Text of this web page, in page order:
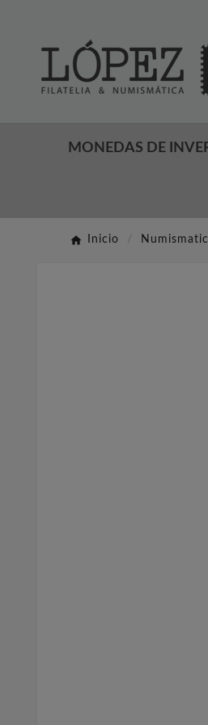
MONEDAS DE
Inicio